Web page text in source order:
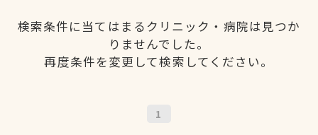
検索条件に当てはまるクリニック・病院は見つか
りませんでした。
再度条件を変更して検索してください。
1